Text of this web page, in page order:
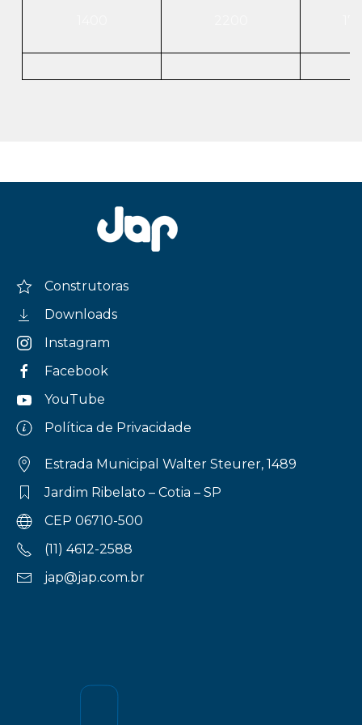
Construtoras
Downloads
Instagram
Facebook
YouTube
Política de Privacidade
Estrada Municipal Walter Steurer, 1489
Jardim Ribelato – Cotia – SP
CEP 06710-500
(11) 4612-2588
jap@jap.com.br